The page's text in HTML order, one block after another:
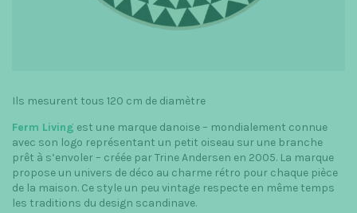
Ils mesurent tous 120 cm de diamètre
Ferm Living est une marque danoise – mondialement connue
avec son logo représentant un petit oiseau sur une branche
prêt à s’envoler – créée par Trine Andersen en 2005. La marque
propose un univers de déco au charme rétro pour chaque pièce
de la maison. Ce style un peu vintage respecte en même temps
les traditions du design scandinave.